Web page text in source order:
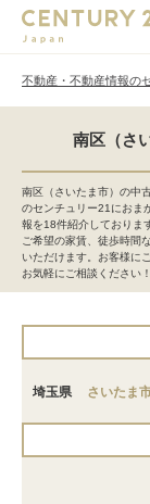
不動産・不動産情報の
南区（さ
南区（さいたま市）の中
のセンチュリー21におま
報を18件紹介しておりま
ご希望の家賃、徒歩時間
いただけます。お客様に
お気軽にご相談ください！
埼玉県 さいたま